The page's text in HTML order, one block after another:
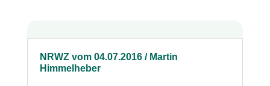
NRWZ vom 04.07.2016 / Martin
Himmelheber